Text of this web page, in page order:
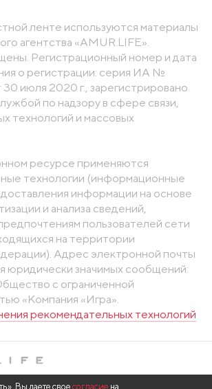
ленте используются материалы
агентства «AMUR.LIFE».
Регистрационный номер и дата
о регистрации: серия ИА №
июля 2020 г., зарегистрировано
по надзору в сфере связи,
технологий и массовых
ресурсе применяются
технологии (информационные
информации на основе
и анализа сведений,
пользователей сети
на территории
Адрес электронной почты
юридически значимых сообщений:
с ограниченной
«Компания «Игра».
рекомендательных технологий
Вы даете свое согласие на